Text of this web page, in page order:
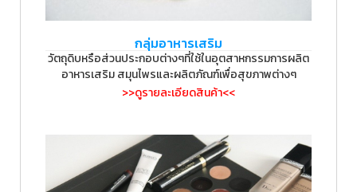
กลุ่มอาหารเสริม
วัตถุดิบหรือส่วนประกอบต่างๆที่ใช้ในอุตสาหกรรมการผลิต
อาหารเสริม สมุนไพรและผลิตภัณฑ์เพื่อสุขภาพต่างๆ
>>ดูรายละเอียดสินค้า<<